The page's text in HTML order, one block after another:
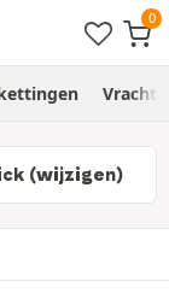
(wijzigen)